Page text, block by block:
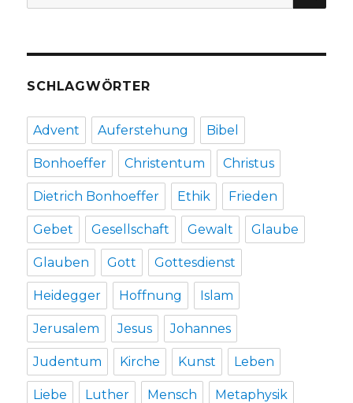
nach:
SCHLAGWÖRTER
Advent Auferstehung Bibel
Bonhoeffer Christentum Christus
Dietrich Bonhoeffer Ethik Frieden
Gebet Gesellschaft Gewalt Glaube
Glauben Gott Gottesdienst
Heidegger Hoffnung Islam
Jerusalem Jesus Johannes
Judentum Kirche Kunst Leben
Liebe Luther Mensch Metaphysik